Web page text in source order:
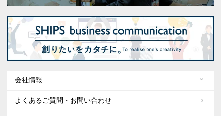
会社情報
よくあるご質問・お問い合わせ